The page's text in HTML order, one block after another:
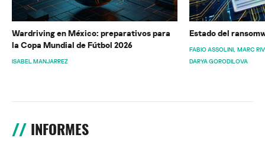
Wardriving en México: preparativos para
la Copa Mundial de Fútbol 2026
ISABEL MANJARREZ
Estado del
FABIO ASSOLINI MARC
DARYA GORODILOVA
INFORMES